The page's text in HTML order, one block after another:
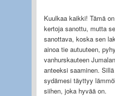
Kuulkaa kaikki! Tämä
kertoja sanottu, mutta
sanottava, koska sen
ainoa tie autuuteen,
vanhurskauteen
anteeksi saaminen.
sydämesi täyttyy
siihen, joka hyvää on.